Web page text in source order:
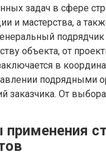
задач в сфере
и мастерства, а
объекта, от
в
подрядными
заказчика. От